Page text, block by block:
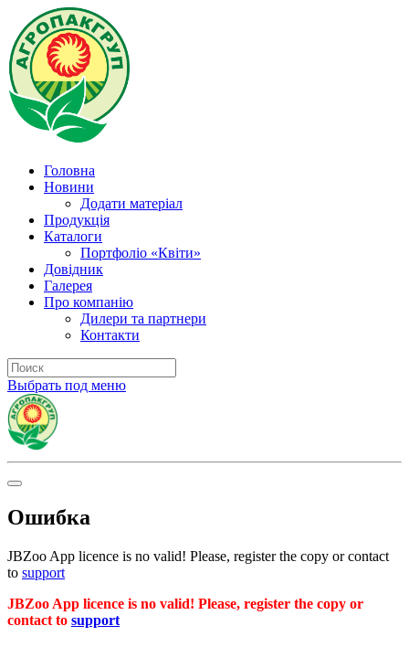
Головна
Новини
Додати матеріал
Продукція
Каталоги
Портфоліо «Квіти»
Довідник
Галерея
Про компанію
Дилери та партнери
Контакти
Выбрать под меню
Ошибка
JBZoo App licence is no valid! Please, register the copy or contact
to support
JBZoo App licence is no valid! Please, register the copy or
contact to support